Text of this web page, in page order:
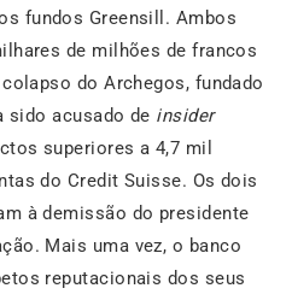
fundos Greensill. Ambos
de milhões de francos
do Archegos, fundado
sido acusado de insider
superiores a 4,7 mil
do Credit Suisse. Os dois
à demissão do presidente
Mais uma vez, o banco
reputacionais dos seus